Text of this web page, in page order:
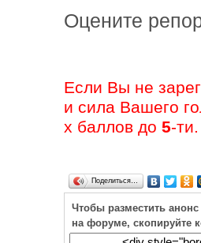
Оцените
Если Вы не
и сила Вашего
х баллов до 5-ти.
Поделиться…
Чтобы разместить
на форуме, скопируйте